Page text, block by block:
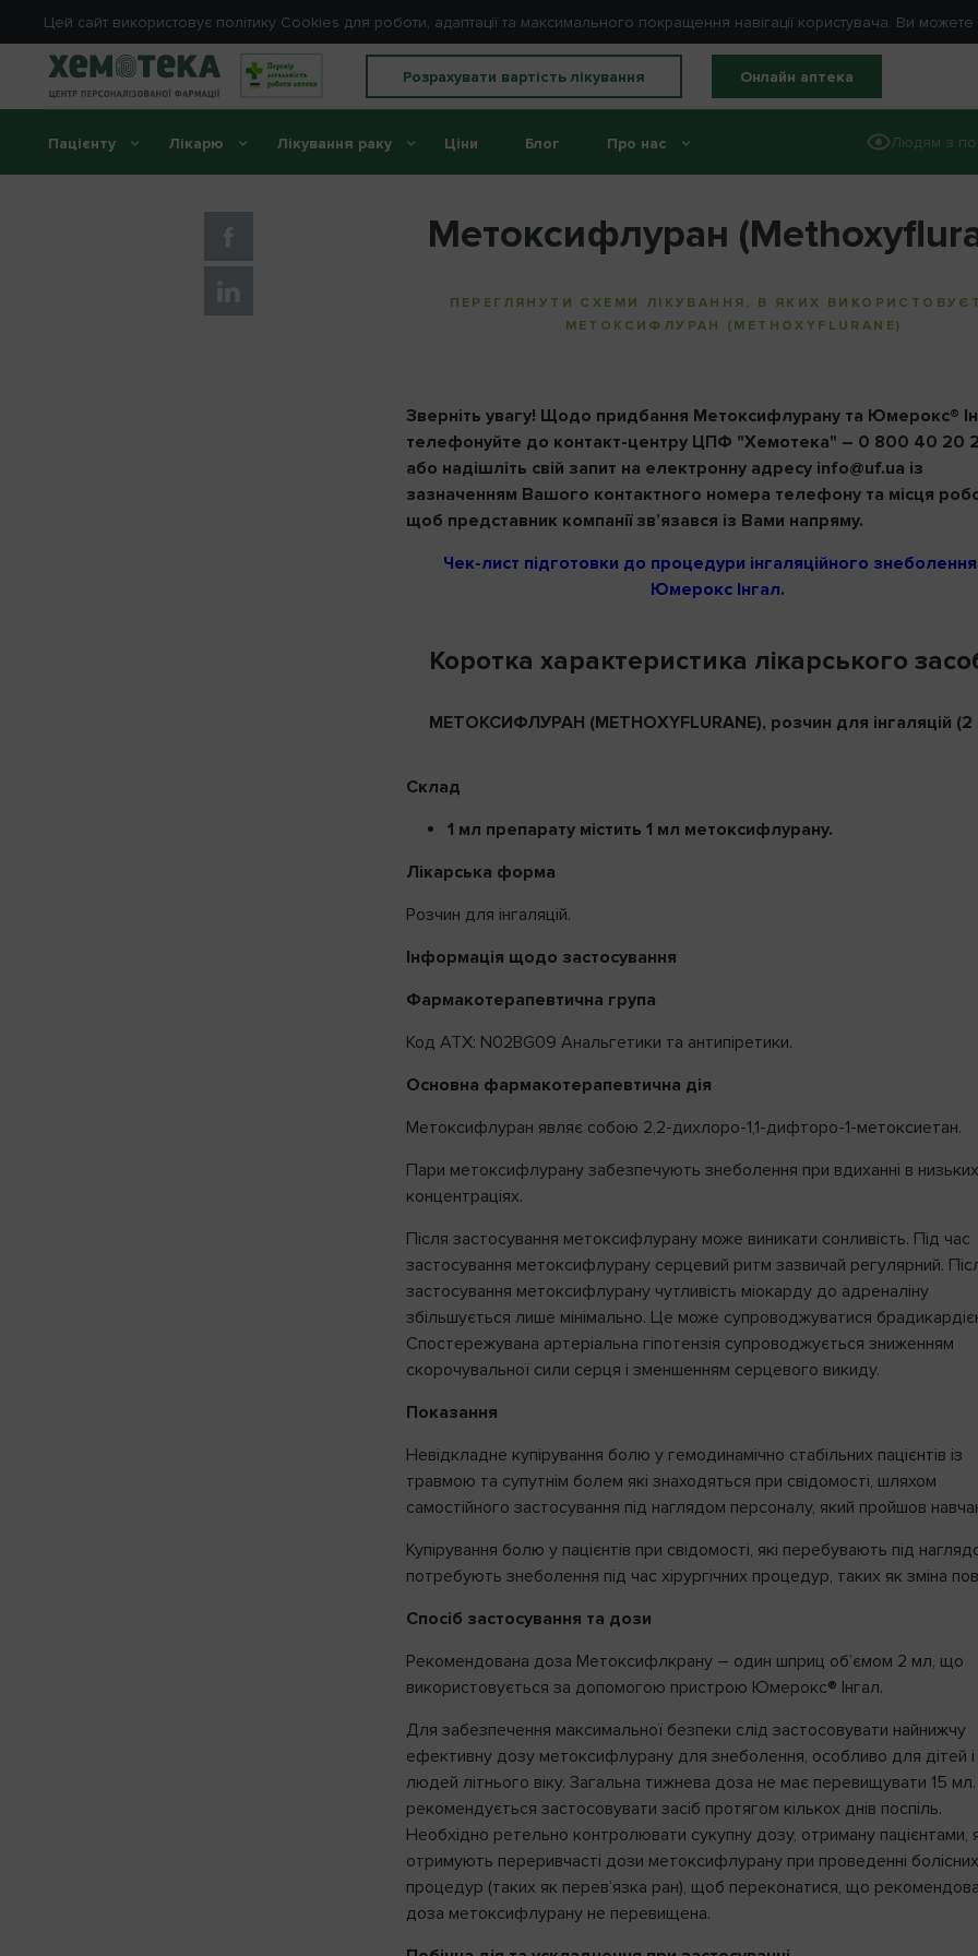
Цей сайт використовує політику Cookies для роботи, адаптації та максимального покращення навігації користувача. Ви
Розрахувати вартість лікування Онлайн аптека
Людям з
Пацієнту Лікарю Лікування раку Ціни Блог Про нас
Метоксифлуран
ПЕРЕГЛЯНУТИ СХЕМИ ЛІКУВАННЯ, В ЯКИХ
МЕТОКСИФЛУРАН (METHOXYFLURANE)
Зверніть увагу! Щодо придбання Метоксифлурану та Юмерокс®
телефонуйте до контакт-центру ЦПФ "Хемотека" – 0 800 40 20
або надішліть свій запит на електронну адресу info@uf.ua із
зазначенням Вашого контактного номера телефону та місця
щоб представник компанії зв’язався із Вами напряму.
Чек-лист підготовки до процедури інгаляційного
Юмерокс Інгал.
Коротка характеристика лікарського
МЕТОКСИФЛУРАН (METHOXYFLURANE), розчин для інгаляцій
Склад
1 мл препарату містить 1 мл метоксифлурану.
Лікарська форма
Розчин для інгаляцій.
Інформація щодо застосування
Фармакотерапевтична група
Код АТХ: N02BG09 Анальгетики та антипіретики.
Основна фармакотерапевтична дія
Метоксифлуран являє собою 2,2-дихлоро-1,1-дифторо-1-метоксиетан.
Пари метоксифлурану забезпечують знеболення при вдиханні в низьких
концентраціях.
Після застосування метоксифлурану може виникати сонливість. Під час
застосування метоксифлурану серцевий ритм зазвичай регулярний.
застосування метоксифлурану чутливість міокарду до адреналіну
збільшується лише мінімально. Це може супроводжуватися
Спостережувана артеріальна гіпотензія супроводжується зниженням
скорочувальної сили серця і зменшенням серцевого викиду.
Показання
Невідкладне купірування болю у гемодинамічно стабільних пацієнтів із
травмою та супутнім болем які знаходяться при свідомості, шляхом
самостійного застосування під наглядом персоналу, який пройшов
Купірування болю у пацієнтів при свідомості, які перебувають під
потребують знеболення під час хірургічних процедур, таких як зміна
Спосіб застосування та дози
Рекомендована доза Метоксифлкрану – один шприц об’ємом 2 мл, що
використовується за допомогою пристрою Юмерокс® Інгал.
Для забезпечення максимальної безпеки слід застосовувати найнижчу
ефективну дозу метоксифлурану для знеболення, особливо для дітей і
людей літнього віку. Загальна тижнева доза не має перевищувати 15
рекомендується застосовувати засіб протягом кількох днів поспіль.
Необхідно ретельно контролювати сукупну дозу, отриману пацієнтами,
отримують переривчасті дози метоксифлурану при проведенні болісних
процедур (таких як перев’язка ран), щоб переконатися, що
доза метоксифлурану не перевищена.